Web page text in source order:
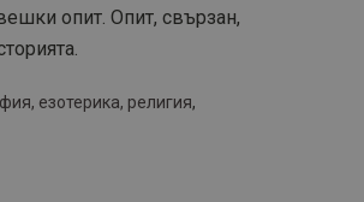
опит. Опит, свързан,
езотерика, религия,